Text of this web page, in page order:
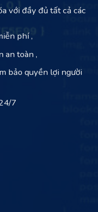
với đầy đủ tất cả các
phí ,
an toàn ,
bảo quyền lợi người
7